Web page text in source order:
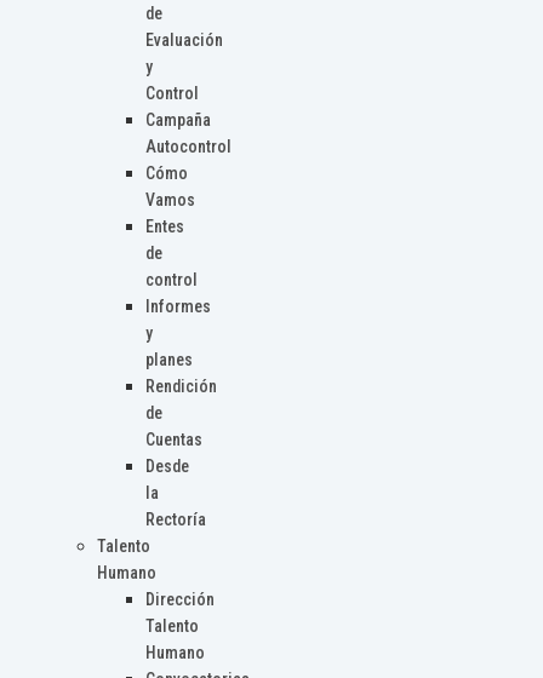
de
Evaluación
y
Control
Campaña
Autocontrol
Cómo
Vamos
Entes
de
control
Informes
y
planes
Rendición
de
Cuentas
Desde
la
Rectoría
Talento
Humano
Dirección
Talento
Humano